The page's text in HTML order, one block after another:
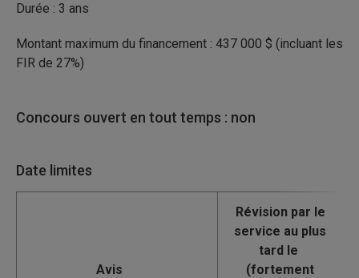
Durée : 3 ans
Montant maximum du financement : 437 000 $ (incluant les
FIR de 27%)
Concours ouvert en tout temps : non
Date limites
Avis